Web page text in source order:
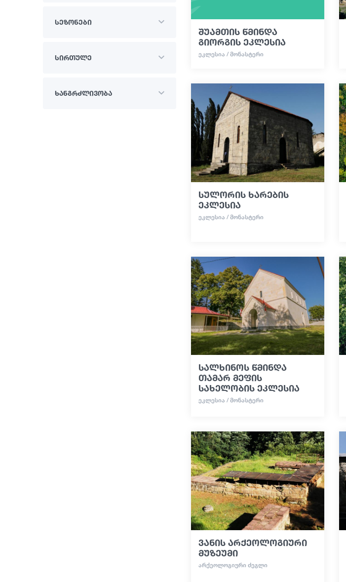
სეზონები
სირთულე
ხანგრძლივობა
შუამთის წმინდა
გიორგის ეკლესია
ᲔᲙᲚᲔᲡᲘᲐ / ᲛᲝᲜᲐᲡᲢᲔᲠᲘ
სულორის ხარების
ეკლესია
ᲔᲙᲚᲔᲡᲘᲐ / ᲛᲝᲜᲐᲡᲢᲔᲠᲘ
სალხინოს წმინდა
თამარ მეფის
სახელობის ეკლესია
ᲔᲙᲚᲔᲡᲘᲐ / ᲛᲝᲜᲐᲡᲢᲔᲠᲘ
ვანის არქეოლოგიური
მუზეუმი
ᲐᲠᲥᲔᲝᲚᲝᲒᲘᲣᲠᲘ ᲫᲔᲒᲚᲘ